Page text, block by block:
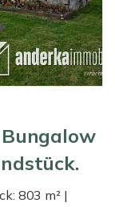
803 m² |